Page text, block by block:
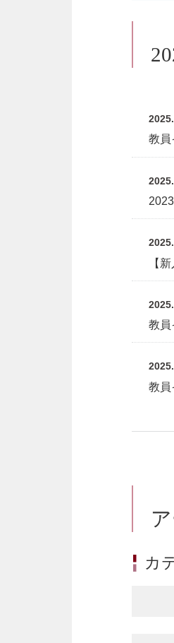
教員
【
教員
教員
カ